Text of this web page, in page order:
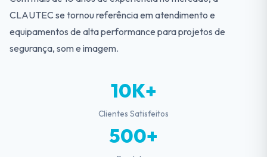
CLAUTEC se tornou referência em atendimento e
equipamentos de alta performance para projetos de
segurança, som e imagem.
10K+
Clientes Satisfeitos
500+